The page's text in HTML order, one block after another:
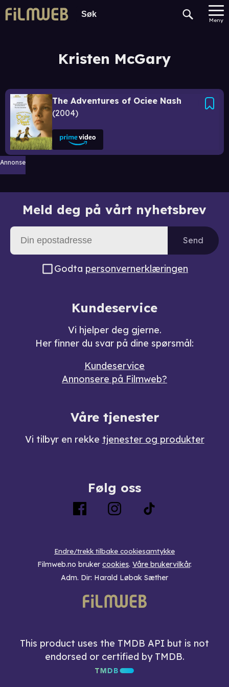
Meny
Kristen McGary
The Adventures of Ociee Nash
2004
Annonse
Meld deg på vårt nyhetsbrev
Send
Godta personvernerklæringen
Kundeservice
Vi hjelper deg gjerne.
Her finner du svar på dine spørsmål:
Kundeservice
Annonsere på Filmweb?
Våre tjenester
Vi tilbyr en rekke tjenester og produkter
Følg oss
Endre/trekk tilbake cookiesamtykke
Filmweb.no bruker cookies. Våre brukervilkår.
Adm. Dir: Harald Løbak Sæther
This product uses the TMDB API but is not
endorsed or certified by TMDB.